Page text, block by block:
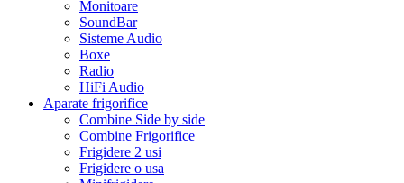
Monitoare
SoundBar
Sisteme Audio
Boxe
Radio
HiFi Audio
Aparate frigorifice
Combine Side by side
Combine Frigorifice
Frigidere 2 usi
Frigidere o usa